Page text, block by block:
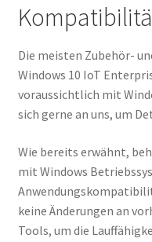
Die meisten Zubehör-
Windows 10 IoT
voraussichtlich mit
sich gerne an uns, um
Wie bereits erwähnt,
mit Windows
keine Änderungen an
Tools, um die